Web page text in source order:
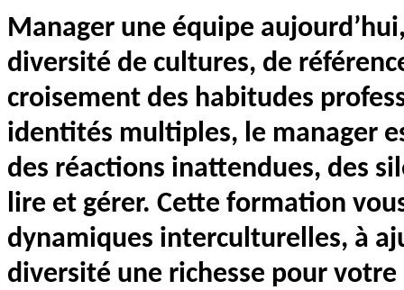
Manager une équipe
diversité de cultures, de
croisement des habitudes
identités multiples, le manager
des réactions inattendues, des
lire et gérer. Cette formation
dynamiques interculturelles, à
diversité une richesse pour